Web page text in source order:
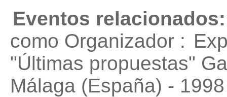
Eventos relacionados:
como Organizador :
"Últimas propuestas"
Málaga (España) - 1998